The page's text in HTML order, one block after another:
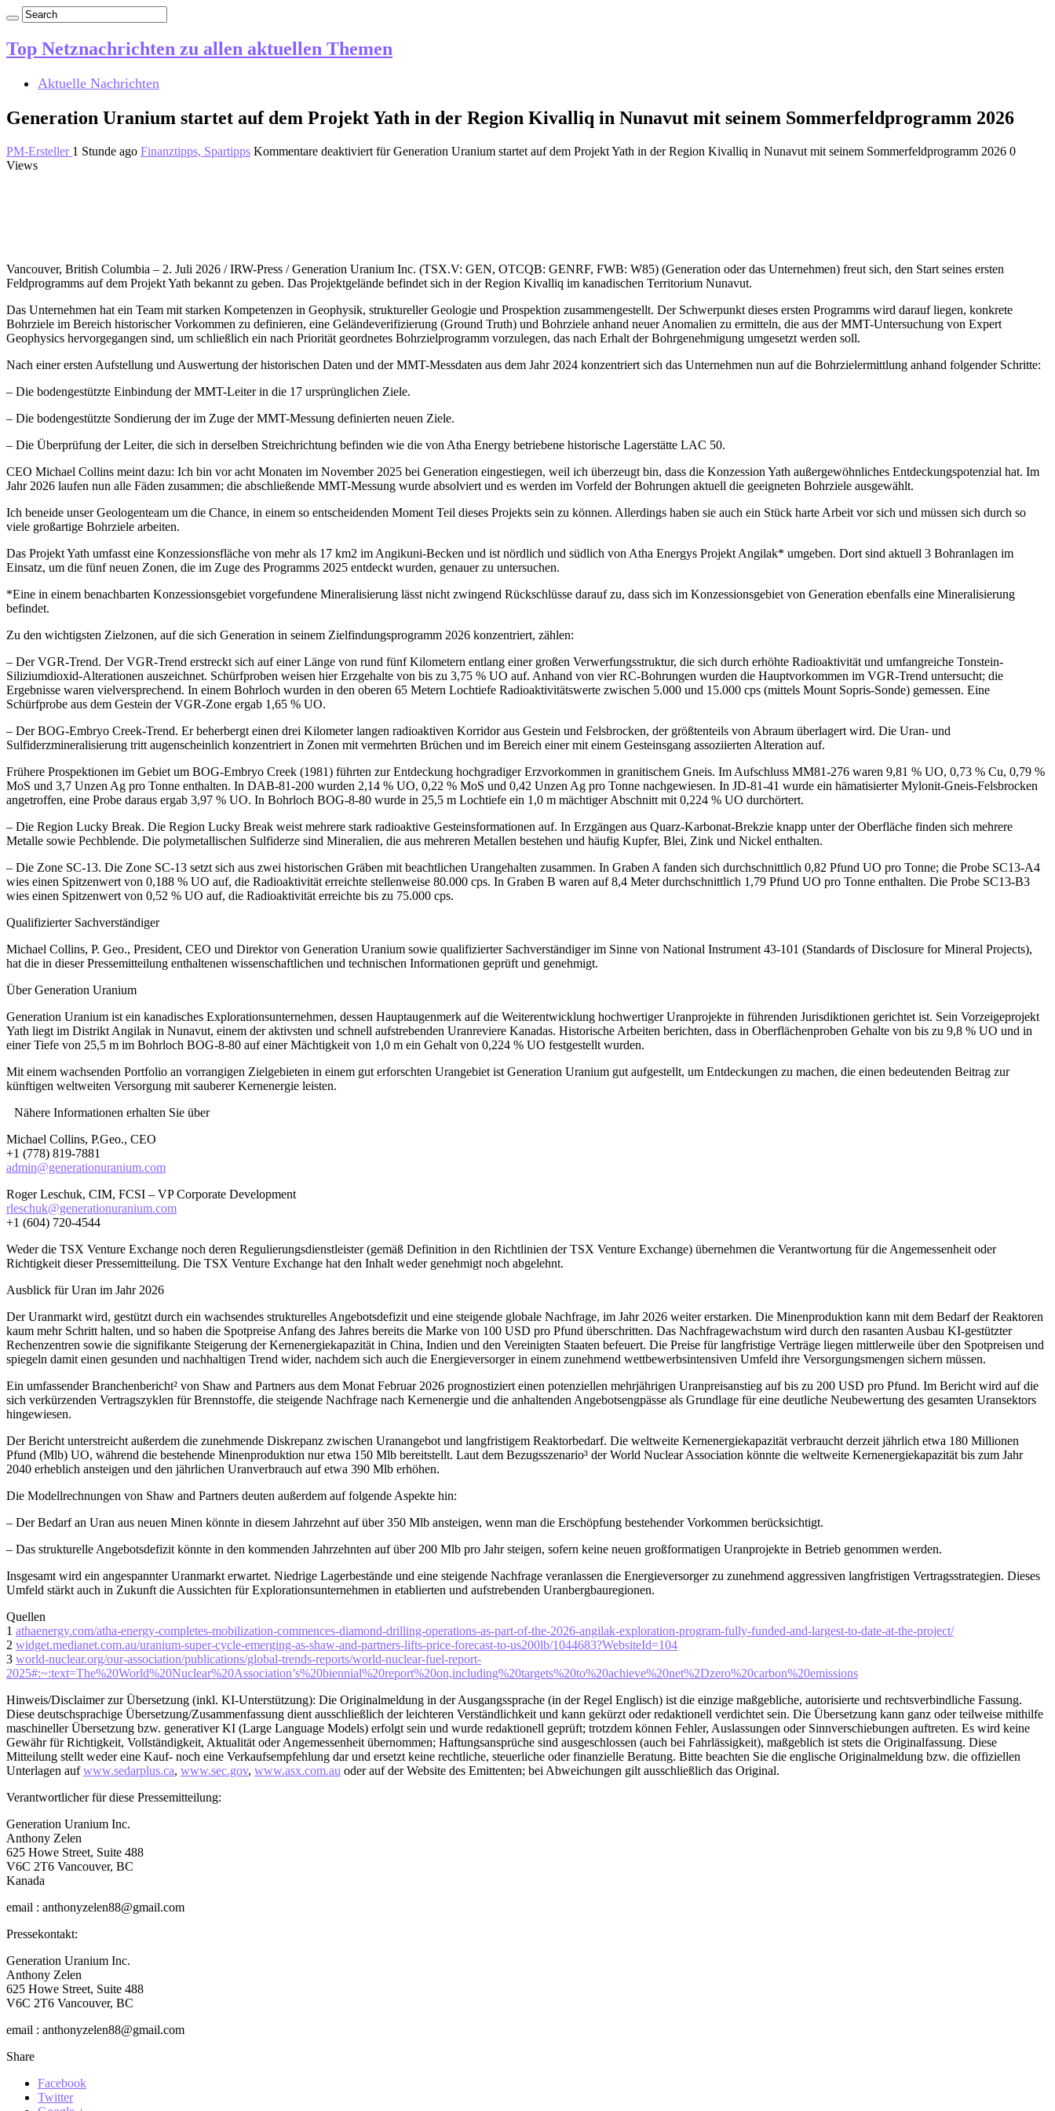
Top Netznachrichten zu allen aktuellen Themen
Aktuelle Nachrichten
Generation Uranium startet auf dem Projekt Yath in der Region Kivalliq in Nunavut mit seinem Sommerfeldprogramm 2026
PM-Ersteller 1 Stunde ago Finanztipps, Spartipps Kommentare deaktiviert für Generation Uranium startet auf dem Projekt Yath in der Region Kivalliq in Nunavut mit seinem Sommerfeldprogramm 2026 0
Views
Vancouver, British Columbia – 2. Juli 2026 / IRW-Press / Generation Uranium Inc. (TSX.V: GEN, OTCQB: GENRF, FWB: W85) (Generation oder das Unternehmen) freut sich, den Start seines ersten
Feldprogramms auf dem Projekt Yath bekannt zu geben. Das Projektgelände befindet sich in der Region Kivalliq im kanadischen Territorium Nunavut.
Das Unternehmen hat ein Team mit starken Kompetenzen in Geophysik, struktureller Geologie und Prospektion zusammengestellt. Der Schwerpunkt dieses ersten Programms wird darauf liegen, konkrete
Bohrziele im Bereich historischer Vorkommen zu definieren, eine Geländeverifizierung (Ground Truth) und Bohrziele anhand neuer Anomalien zu ermitteln, die aus der MMT-Untersuchung von Expert
Geophysics hervorgegangen sind, um schließlich ein nach Priorität geordnetes Bohrzielprogramm vorzulegen, das nach Erhalt der Bohrgenehmigung umgesetzt werden soll.
Nach einer ersten Aufstellung und Auswertung der historischen Daten und der MMT-Messdaten aus dem Jahr 2024 konzentriert sich das Unternehmen nun auf die Bohrzielermittlung anhand folgender Schritte:
– Die bodengestützte Einbindung der MMT-Leiter in die 17 ursprünglichen Ziele.
– Die bodengestützte Sondierung der im Zuge der MMT-Messung definierten neuen Ziele.
– Die Überprüfung der Leiter, die sich in derselben Streichrichtung befinden wie die von Atha Energy betriebene historische Lagerstätte LAC 50.
CEO Michael Collins meint dazu: Ich bin vor acht Monaten im November 2025 bei Generation eingestiegen, weil ich überzeugt bin, dass die Konzession Yath außergewöhnliches Entdeckungspotenzial hat. Im
Jahr 2026 laufen nun alle Fäden zusammen; die abschließende MMT-Messung wurde absolviert und es werden im Vorfeld der Bohrungen aktuell die geeigneten Bohrziele ausgewählt.
Ich beneide unser Geologenteam um die Chance, in einem so entscheidenden Moment Teil dieses Projekts sein zu können. Allerdings haben sie auch ein Stück harte Arbeit vor sich und müssen sich durch so
viele großartige Bohrziele arbeiten.
Das Projekt Yath umfasst eine Konzessionsfläche von mehr als 17 km2 im Angikuni-Becken und ist nördlich und südlich von Atha Energys Projekt Angilak* umgeben. Dort sind aktuell 3 Bohranlagen im
Einsatz, um die fünf neuen Zonen, die im Zuge des Programms 2025 entdeckt wurden, genauer zu untersuchen.
*Eine in einem benachbarten Konzessionsgebiet vorgefundene Mineralisierung lässt nicht zwingend Rückschlüsse darauf zu, dass sich im Konzessionsgebiet von Generation ebenfalls eine Mineralisierung
befindet.
Zu den wichtigsten Zielzonen, auf die sich Generation in seinem Zielfindungsprogramm 2026 konzentriert, zählen:
– Der VGR-Trend. Der VGR-Trend erstreckt sich auf einer Länge von rund fünf Kilometern entlang einer großen Verwerfungsstruktur, die sich durch erhöhte Radioaktivität und umfangreiche Tonstein-
Siliziumdioxid-Alterationen auszeichnet. Schürfproben weisen hier Erzgehalte von bis zu 3,75 % UO auf. Anhand von vier RC-Bohrungen wurden die Hauptvorkommen im VGR-Trend untersucht; die
Ergebnisse waren vielversprechend. In einem Bohrloch wurden in den oberen 65 Metern Lochtiefe Radioaktivitätswerte zwischen 5.000 und 15.000 cps (mittels Mount Sopris-Sonde) gemessen. Eine
Schürfprobe aus dem Gestein der VGR-Zone ergab 1,65 % UO.
– Der BOG-Embryo Creek-Trend. Er beherbergt einen drei Kilometer langen radioaktiven Korridor aus Gestein und Felsbrocken, der größtenteils von Abraum überlagert wird. Die Uran- und
Sulfiderzmineralisierung tritt augenscheinlich konzentriert in Zonen mit vermehrten Brüchen und im Bereich einer mit einem Gesteinsgang assoziierten Alteration auf.
Frühere Prospektionen im Gebiet um BOG-Embryo Creek (1981) führten zur Entdeckung hochgradiger Erzvorkommen in granitischem Gneis. Im Aufschluss MM81-276 waren 9,81 % UO, 0,73 % Cu, 0,79 %
MoS und 3,7 Unzen Ag pro Tonne enthalten. In DAB-81-200 wurden 2,14 % UO, 0,22 % MoS und 0,42 Unzen Ag pro Tonne nachgewiesen. In JD-81-41 wurde ein hämatisierter Mylonit-Gneis-Felsbrocken
angetroffen, eine Probe daraus ergab 3,97 % UO. In Bohrloch BOG-8-80 wurde in 25,5 m Lochtiefe ein 1,0 m mächtiger Abschnitt mit 0,224 % UO durchörtert.
– Die Region Lucky Break. Die Region Lucky Break weist mehrere stark radioaktive Gesteinsformationen auf. In Erzgängen aus Quarz-Karbonat-Brekzie knapp unter der Oberfläche finden sich mehrere
Metalle sowie Pechblende. Die polymetallischen Sulfiderze sind Mineralien, die aus mehreren Metallen bestehen und häufig Kupfer, Blei, Zink und Nickel enthalten.
– Die Zone SC-13. Die Zone SC-13 setzt sich aus zwei historischen Gräben mit beachtlichen Urangehalten zusammen. In Graben A fanden sich durchschnittlich 0,82 Pfund UO pro Tonne; die Probe SC13-A4
wies einen Spitzenwert von 0,188 % UO auf, die Radioaktivität erreichte stellenweise 80.000 cps. In Graben B waren auf 8,4 Meter durchschnittlich 1,79 Pfund UO pro Tonne enthalten. Die Probe SC13-B3
wies einen Spitzenwert von 0,52 % UO auf, die Radioaktivität erreichte bis zu 75.000 cps.
Qualifizierter Sachverständiger
Michael Collins, P. Geo., President, CEO und Direktor von Generation Uranium sowie qualifizierter Sachverständiger im Sinne von National Instrument 43-101 (Standards of Disclosure for Mineral Projects),
hat die in dieser Pressemitteilung enthaltenen wissenschaftlichen und technischen Informationen geprüft und genehmigt.
Über Generation Uranium
Generation Uranium ist ein kanadisches Explorationsunternehmen, dessen Hauptaugenmerk auf die Weiterentwicklung hochwertiger Uranprojekte in führenden Jurisdiktionen gerichtet ist. Sein Vorzeigeprojekt
Yath liegt im Distrikt Angilak in Nunavut, einem der aktivsten und schnell aufstrebenden Uranreviere Kanadas. Historische Arbeiten berichten, dass in Oberflächenproben Gehalte von bis zu 9,8 % UO und in
einer Tiefe von 25,5 m im Bohrloch BOG-8-80 auf einer Mächtigkeit von 1,0 m ein Gehalt von 0,224 % UO festgestellt wurden.
Mit einem wachsenden Portfolio an vorrangigen Zielgebieten in einem gut erforschten Urangebiet ist Generation Uranium gut aufgestellt, um Entdeckungen zu machen, die einen bedeutenden Beitrag zur
künftigen weltweiten Versorgung mit sauberer Kernenergie leisten.
Nähere Informationen erhalten Sie über
Michael Collins, P.Geo., CEO
+1 (778) 819-7881
admin@generationuranium.com
Roger Leschuk, CIM, FCSI – VP Corporate Development
rleschuk@generationuranium.com
+1 (604) 720-4544
Weder die TSX Venture Exchange noch deren Regulierungsdienstleister (gemäß Definition in den Richtlinien der TSX Venture Exchange) übernehmen die Verantwortung für die Angemessenheit oder
Richtigkeit dieser Pressemitteilung. Die TSX Venture Exchange hat den Inhalt weder genehmigt noch abgelehnt.
Ausblick für Uran im Jahr 2026
Der Uranmarkt wird, gestützt durch ein wachsendes strukturelles Angebotsdefizit und eine steigende globale Nachfrage, im Jahr 2026 weiter erstarken. Die Minenproduktion kann mit dem Bedarf der Reaktoren
kaum mehr Schritt halten, und so haben die Spotpreise Anfang des Jahres bereits die Marke von 100 USD pro Pfund überschritten. Das Nachfragewachstum wird durch den rasanten Ausbau KI-gestützter
Rechenzentren sowie die signifikante Steigerung der Kernenergiekapazität in China, Indien und den Vereinigten Staaten befeuert. Die Preise für langfristige Verträge liegen mittlerweile über den Spotpreisen und
spiegeln damit einen gesunden und nachhaltigen Trend wider, nachdem sich auch die Energieversorger in einem zunehmend wettbewerbsintensiven Umfeld ihre Versorgungsmengen sichern müssen.
Ein umfassender Branchenbericht² von Shaw and Partners aus dem Monat Februar 2026 prognostiziert einen potenziellen mehrjährigen Uranpreisanstieg auf bis zu 200 USD pro Pfund. Im Bericht wird auf die
sich verkürzenden Vertragszyklen für Brennstoffe, die steigende Nachfrage nach Kernenergie und die anhaltenden Angebotsengpässe als Grundlage für eine deutliche Neubewertung des gesamten Uransektors
hingewiesen.
Der Bericht unterstreicht außerdem die zunehmende Diskrepanz zwischen Uranangebot und langfristigem Reaktorbedarf. Die weltweite Kernenergiekapazität verbraucht derzeit jährlich etwa 180 Millionen
Pfund (Mlb) UO, während die bestehende Minenproduktion nur etwa 150 Mlb bereitstellt. Laut dem Bezugsszenario³ der World Nuclear Association könnte die weltweite Kernenergiekapazität bis zum Jahr
2040 erheblich ansteigen und den jährlichen Uranverbrauch auf etwa 390 Mlb erhöhen.
Die Modellrechnungen von Shaw and Partners deuten außerdem auf folgende Aspekte hin:
– Der Bedarf an Uran aus neuen Minen könnte in diesem Jahrzehnt auf über 350 Mlb ansteigen, wenn man die Erschöpfung bestehender Vorkommen berücksichtigt.
– Das strukturelle Angebotsdefizit könnte in den kommenden Jahrzehnten auf über 200 Mlb pro Jahr steigen, sofern keine neuen großformatigen Uranprojekte in Betrieb genommen werden.
Insgesamt wird ein angespannter Uranmarkt erwartet. Niedrige Lagerbestände und eine steigende Nachfrage veranlassen die Energieversorger zu zunehmend aggressiven langfristigen Vertragsstrategien. Dieses
Umfeld stärkt auch in Zukunft die Aussichten für Explorationsunternehmen in etablierten und aufstrebenden Uranbergbauregionen.
Quellen
1 athaenergy.com/atha-energy-completes-mobilization-commences-diamond-drilling-operations-as-part-of-the-2026-angilak-exploration-program-fully-funded-and-largest-to-date-at-the-project/
2 widget.medianet.com.au/uranium-super-cycle-emerging-as-shaw-and-partners-lifts-price-forecast-to-us200lb/1044683?WebsiteId=104
3 world-nuclear.org/our-association/publications/global-trends-reports/world-nuclear-fuel-report-
2025#:~:text=The%20World%20Nuclear%20Association’s%20biennial%20report%20on,including%20targets%20to%20achieve%20net%2Dzero%20carbon%20emissions
Hinweis/Disclaimer zur Übersetzung (inkl. KI-Unterstützung): Die Originalmeldung in der Ausgangssprache (in der Regel Englisch) ist die einzige maßgebliche, autorisierte und rechtsverbindliche Fassung.
Diese deutschsprachige Übersetzung/Zusammenfassung dient ausschließlich der leichteren Verständlichkeit und kann gekürzt oder redaktionell verdichtet sein. Die Übersetzung kann ganz oder teilweise mithilfe
maschineller Übersetzung bzw. generativer KI (Large Language Models) erfolgt sein und wurde redaktionell geprüft; trotzdem können Fehler, Auslassungen oder Sinnverschiebungen auftreten. Es wird keine
Gewähr für Richtigkeit, Vollständigkeit, Aktualität oder Angemessenheit übernommen; Haftungsansprüche sind ausgeschlossen (auch bei Fahrlässigkeit), maßgeblich ist stets die Originalfassung. Diese
Mitteilung stellt weder eine Kauf- noch eine Verkaufsempfehlung dar und ersetzt keine rechtliche, steuerliche oder finanzielle Beratung. Bitte beachten Sie die englische Originalmeldung bzw. die offiziellen
Unterlagen aufwww.sedarplus.ca, www.sec.gov, www.asx.com.au oder auf der Website des Emittenten; bei Abweichungen gilt ausschließlich das Original.
Verantwortlicher für diese Pressemitteilung:
Generation Uranium Inc.
Anthony Zelen
625 Howe Street, Suite 488
V6C 2T6 Vancouver, BC
Kanada
email : anthonyzelen88@gmail.com
Pressekontakt:
Generation Uranium Inc.
Anthony Zelen
625 Howe Street, Suite 488
V6C 2T6 Vancouver, BC
email : anthonyzelen88@gmail.com
Share
Facebook
Twitter